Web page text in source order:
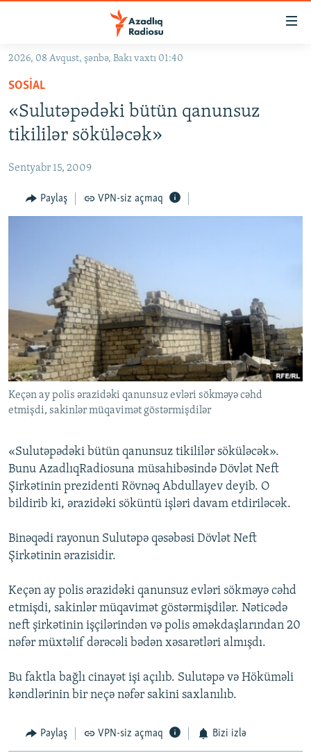
Əsas
qayıt
Əsas
naviqasiyaya
qayıt
Axtarışa
GÜNDƏM
#İZAHLA
KORRUPSIOMETR
FƏRQƏ BAX
QANUNI DOĞRU
FOTOQALEREYA
İNFOQRAFIKA
KARIKATURA
RADIO ARXIV
OXU ZALI
AZƏRBAYCAN ƏDƏBIYYATI KITABXANASI
İSLAM VƏ DEMOKRATIYA
İZ - MƏDƏNIYYƏT PROQRAMI
HAQQIMIZDA
MISSIYAMIZ
PEŞƏ ETIKASI VƏ JURNALISTIKA STANDARTLARIMIZ
MATERIALLARIMIZDAN ISTIFADƏ
AZADLIQRADIOSU MOBIL TELEFONUNUZDA
XƏBƏR BÜLLETENLƏRIMIZ
BIZI IZLƏ
RFE/RL-in bütün saytları
2026, 08 Avqust, şənbə, Bakı vaxtı 01:40
SOSIAL
«Sulutəpədəki bütün qanunsuz
tikililər söküləcək»
Sentyabr 15, 2009
Paylaş VPN-siz açmaq
Keçən ay polis ərazidəki qanunsuz evləri sökməyə cəhd
etmişdi, sakinlər müqavimət göstərmişdilər
«Sulutəpədəki bütün qanunsuz tikililər söküləcək».
Bunu AzadlıqRadiosuna müsahibəsində Dövlət Neft
Şirkətinin prezidenti Rövnəq Abdullayev deyib. O
bildirib ki, ərazidəki söküntü işləri davam etdiriləcək.
Binəqədi rayonun Sulutəpə qəsəbəsi Dövlət Neft
Şirkətinin ərazisidir.
Keçən ay polis ərazidəki qanunsuz evləri sökməyə cəhd
etmişdi, sakinlər müqavimət göstərmişdilər. Nəticədə
neft şirkətinin işçilərindən və polis əməkdaşlarından 20
nəfər müxtəlif dərəcəli bədən xəsarətləri almışdı.
Bu faktla bağlı cinayət işi açılıb. Sulutəpə və Höküməli
kəndlərinin bir neçə nəfər sakini saxlanılıb.
Paylaş VPN-siz açmaq Bizi izlə